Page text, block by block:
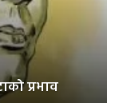
प्रभाव